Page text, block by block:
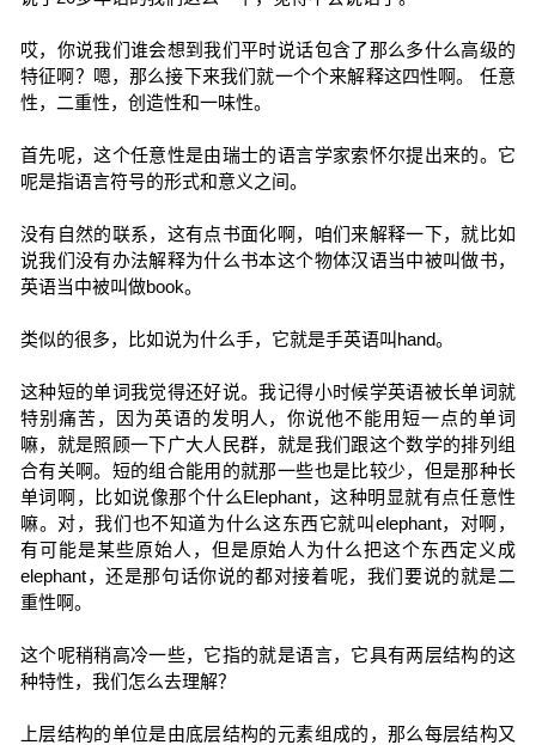
哎，你说我们谁会想到我们平时说话包含了那么多什么高级的
特征啊？嗯，那么接下来我们就一个个来解释这四性啊。 任意
性，二重性，创造性和一味性。
首先呢，这个任意性是由瑞士的语言学家索怀尔提出来的。它
呢是指语言符号的形式和意义之间。
没有自然的联系，这有点书面化啊，咱们来解释一下，就比如
说我们没有办法解释为什么书本这个物体汉语当中被叫做书，
英语当中被叫做book。
类似的很多，比如说为什么手，它就是手英语叫hand。
这种短的单词我觉得还好说。我记得小时候学英语被长单词就
特别痛苦，因为英语的发明人，你说他不能用短一点的单词
嘛，就是照顾一下广大人民群，就是我们跟这个数学的排列组
合有关啊。短的组合能用的就那一些也是比较少，但是那种长
单词啊，比如说像那个什么Elephant，这种明显就有点任意性
嘛。对，我们也不知道为什么这东西它就叫elephant，对啊，
有可能是某些原始人，但是原始人为什么把这个东西定义成
elephant，还是那句话你说的都对接着呢，我们要说的就是二
重性啊。
这个呢稍稍高冷一些，它指的就是语言，它具有两层结构的这
种特性，我们怎么去理解？
上层结构的单位是由底层结构的元素组成的，那么每层结构又